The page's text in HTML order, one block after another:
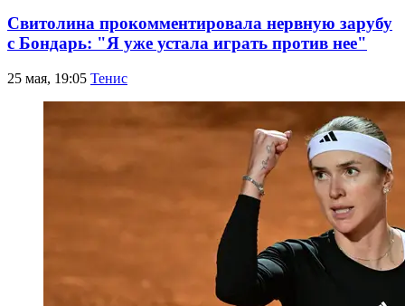
Свитолина прокомментировала нервную зарубу
с Бондарь: "Я уже устала играть против нее"
25 мая, 19:05 Тенис